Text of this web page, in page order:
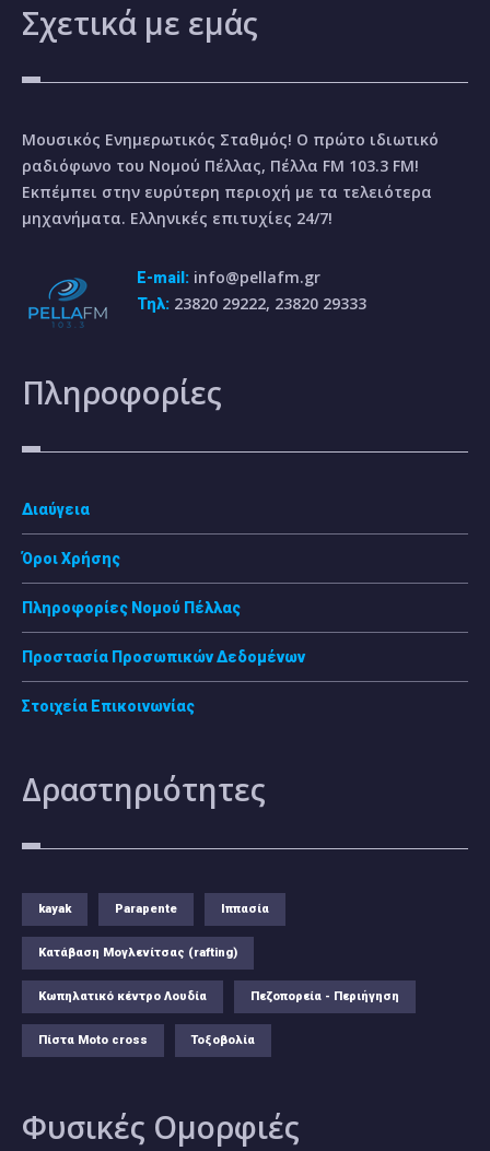
Σχετικά με εμάς
Μουσικός Ενημερωτικός Σταθμός! Ο πρώτο ιδιωτικό
ραδιόφωνο του Νομού Πέλλας, Πέλλα FM 103.3 FM!
Εκπέμπει στην ευρύτερη περιοχή με τα τελειότερα
μηχανήματα. Ελληνικές επιτυχίες 24/7!
E-mail: info@pellafm.gr
Τηλ: 23820 29222, 23820 29333
Πληροφορίες
Διαύγεια
Όροι Χρήσης
Πληροφορίες Νομού Πέλλας
Προστασία Προσωπικών Δεδομένων
Στοιχεία Επικοινωνίας
Δραστηριότητες
kayak Parapente Ιππασία
Κατάβαση Μογλενίτσας (rafting)
Κωπηλατικό κέντρο Λουδία Πεζοπορεία - Περιήγηση
Πίστα Moto cross Τοξοβολία
Φυσικές Ομορφιές